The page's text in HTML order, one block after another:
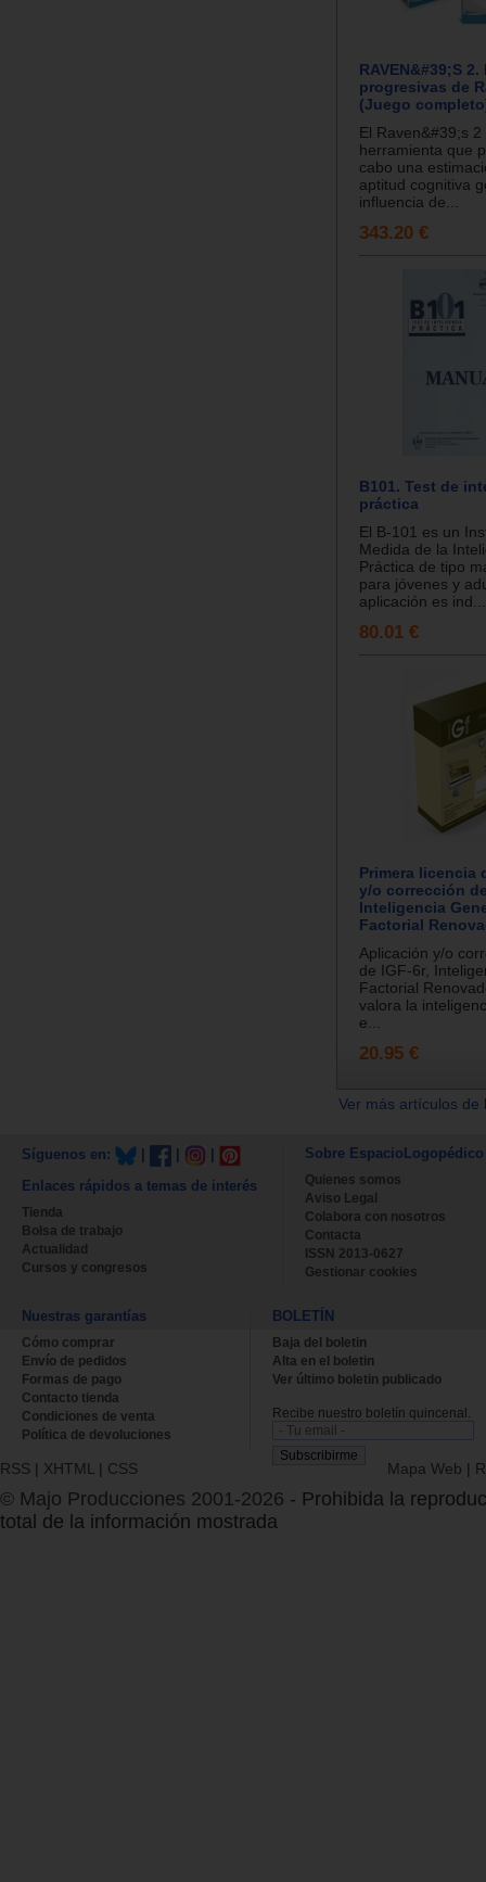
RAVEN&#39;S
progresivas de
(Juego
El Raven&#39;s
herramienta que
cabo una
aptitud cognitiva
influencia de...
343.20 €
B101. Test de
práctica
El B-101 es un
Medida de la
Práctica de tipo
para jóvenes y
aplicación es ind...
80.01 €
Primera licencia
y/o corrección
Inteligencia
Factorial
Aplicación y/o
de IGF-6r,
Factorial
valora la
e...
20.95 €
Ver más artículos
Síguenos en:
Enlaces rápidos a temas de interés
Tienda
Bolsa de trabajo
Actualidad
Cursos y congresos
Sobre EspacioLogopédico
Quienes somos
Aviso Legal
Colabora con nosotros
Contacta
ISSN 2013-0627
Gestionar cookies
Nuestras garantías
Cómo comprar
Envío de pedidos
Formas de pago
Contacto tienda
Condiciones de venta
Política de devoluciones
BOLETÍN
Baja del boletin
Alta en el boletin
Ver último boletin publicado
Recibe nuestro boletín quincenal.
RSS | XHTML | CSS Mapa Web |
© Majo Producciones 2001-2026 - Prohibida la
total de la información mostrada